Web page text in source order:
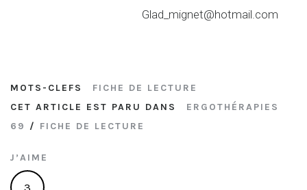
Glad_mignet@hotmail.com
MOTS-CLEFS
FICHE DE LECTURE
CET ARTICLE EST PARU DANS
ERGOTHÉRAPIES
69 / FICHE DE LECTURE
J’AIME